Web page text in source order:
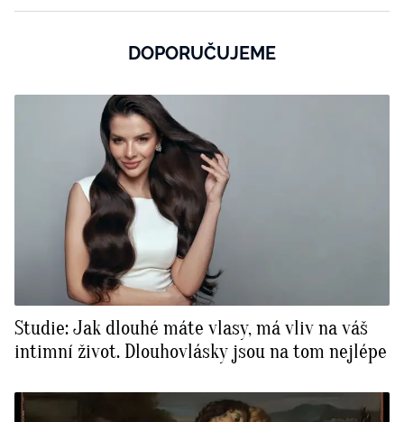
DOPORUČUJEME
Studie: Jak dlouhé máte vlasy, má vliv na váš
intimní život. Dlouhovlásky jsou na tom nejlépe